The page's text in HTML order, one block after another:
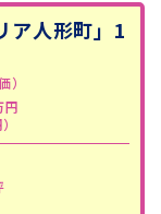
ア人形町」1
）
円